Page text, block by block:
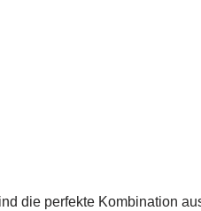
die perfekte Kombination